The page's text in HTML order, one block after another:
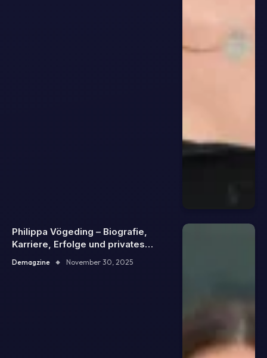
Philippa Vögeding – Biografie,
Karriere, Erfolge und privates
Leben – Alle Fakten zur beliebten
Moderatorin
Demagzine November 30, 2025